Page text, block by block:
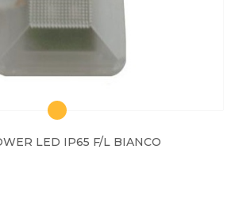
LED IP65 F/L BIANCO